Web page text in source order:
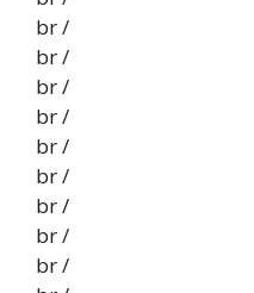
br /
br /
br /
br /
br /
br /
br /
br /
br /